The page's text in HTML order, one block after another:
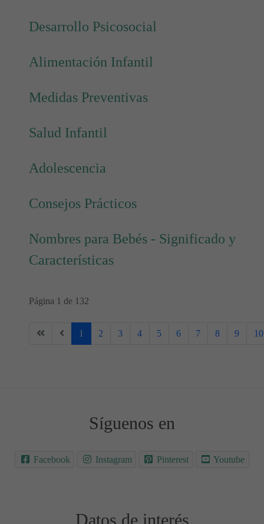
Desarrollo Psicosocial
Alimentación Infantil
Medidas Preventivas
Salud Infantil
Adolescencia
Consejos Prácticos
Nombres para Bebés - Significado y
Características
Página 1 de 132
1 2 3 4 5 6 7 8 9 10
Síguenos en
Facebook Instagram Pinterest Youtube
Datos de interés